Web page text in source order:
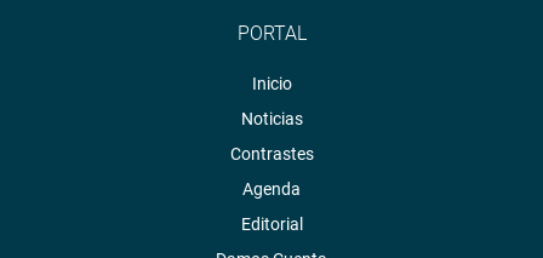
PORTAL
Inicio
Noticias
Contrastes
Agenda
Editorial